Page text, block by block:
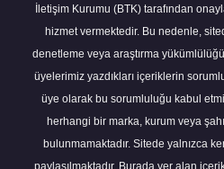
İletişim Kurumu (BTK) tarafından
hizmet vermektedir. Bu nedenle,
denetleme veya araştırma
üyelerimiz yazdıkları içeriklerin
üye olarak bu sorumluluğu kabul
herhangi bir marka, kurum veya
bulunmamaktadır. Sitede yalnızca
paylaşılmaktadır. Burada yer alan